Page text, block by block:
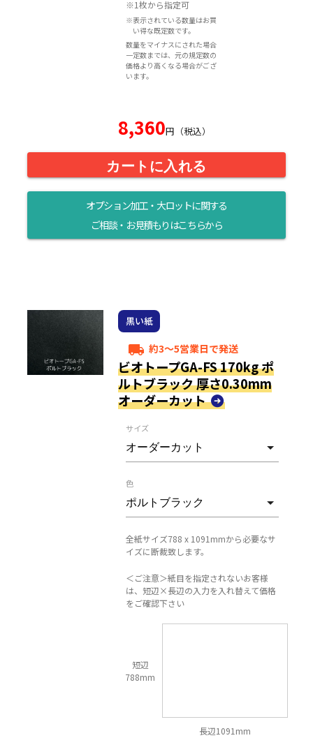
※1枚から指定可
※表示されている数量はお買
い得な既定数です。
数量をマイナスにされた場合
一定数までは、元の規定数の
価格より高くなる場合がござ
います。
8,360円（税込）
カートに入れる
オプション加工・大ロットに関する
ご相談・お見積もりはこちらから
黒い紙
local_shipping 約3～5営業日で発送
ビオトープGA-FS 170kg ポ
ルトブラック 厚さ0.30mm
オーダーカット
サイズ
色
全紙サイズ788 x 1091mmから必要なサ
イズに断裁致します。
＜ご注意＞紙目を指定されないお客様
は、短辺×長辺の入力を入れ替えて価格
をご確認下さい
短辺
788mm
長辺1091mm